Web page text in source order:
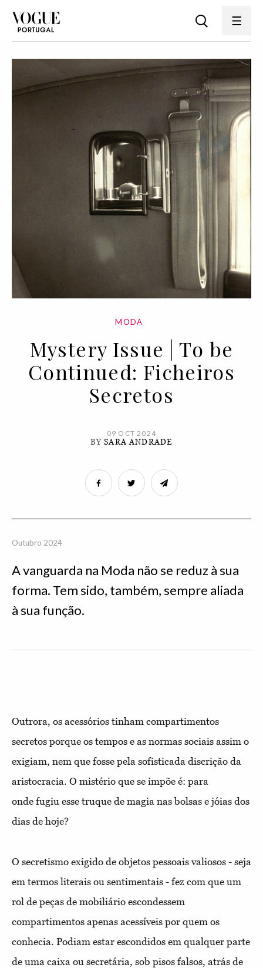
MODA
Mystery Issue | To be
Continued: Ficheiros
Secretos
09 OCT 2024
BYSARA ANDRADE
Outubro 2024
A vanguarda na Moda não se reduz à sua
forma. Tem sido, também, sempre aliada
à sua função.
Outrora, os acessórios tinham compartimentos
secretos porque os tempos e as normas sociais assim o
exigiam, nem que fosse pela sofisticada discrição da
aristocracia. O mistério que se impõe é: para
onde fugiu esse truque de magia nas bolsas e jóias dos
dias de hoje?
O secretismo exigido de objetos pessoais valiosos - seja
em termos literais ou sentimentais - fez com que um
rol de peças de mobiliário escondessem
compartimentos apenas acessíveis por quem os
conhecia. Podiam estar escondidos em qualquer parte
de uma caixa ou secretária, sob pisos falsos, atrás de